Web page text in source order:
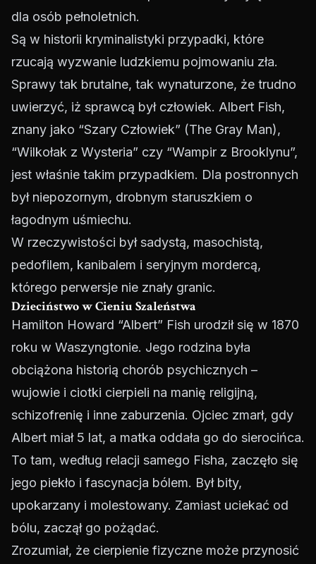
dla osób pełnoletnich.
Są w historii kryminalistyki przypadki, które
rzucają wyzwanie ludzkiemu pojmowaniu zła.
Sprawy tak brutalne, tak wynaturzone, że trudno
uwierzyć, iż sprawcą był człowiek. Albert Fish,
znany jako “Szary Człowiek” (The Gray Man),
“Wilkołak z Wysteria” czy “Wampir z Brooklynu”,
jest właśnie takim przypadkiem. Dla postronnych
był niepozornym, drobnym staruszkiem o
łagodnym uśmiechu.
W rzeczywistości był sadystą, masochistą,
pedofilem, kanibalem i seryjnym mordercą,
którego perwersje nie znały granic.
Dzieciństwo w Cieniu Szaleństwa
Hamilton Howard “Albert” Fish urodził się w 1870
roku w Waszyngtonie. Jego rodzina była
obciążona historią chorób psychicznych –
wujowie i ciotki cierpieli na manię religijną,
schizofrenię i inne zaburzenia. Ojciec zmarł, gdy
Albert miał 5 lat, a matka oddała go do sierocińca.
To tam, według relacji samego Fisha, zaczęło się
jego piekło i fascynacja bólem. Był bity,
upokarzany i molestowany. Zamiast uciekać od
bólu, zaczął go pożądać.
Zrozumiał, że cierpienie fizyczne może przynosić